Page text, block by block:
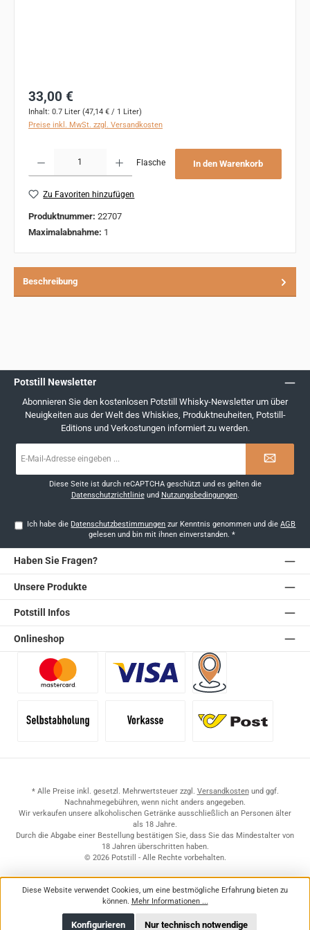
Regulärer Preis:
33,00 €
Inhalt: 0.7 Liter (47,14 € / 1 Liter)
Preise inkl. MwSt. zzgl. Versandkosten
Flasche In den Warenkorb
Zu Favoriten hinzufügen
Produktnummer: 22707
Maximalabnahme: 1
Beschreibung
Potstill Newsletter
Abonnieren Sie den kostenlosen Potstill Whisky-Newsletter um über
Neuigkeiten aus der Welt des Whiskies, Produktneuheiten, Potstill-
Editions und Verkostungen informiert zu werden.
Mail-
Diese Seite ist durch reCAPTCHA geschützt und es gelten die
Datenschutzrichtlinieund Nutzungsbedingungen.
Ich habe die Datenschutzbestimmungen zur Kenntnis genommen und dieAGB
gelesen und bin mit ihnen einverstanden. *
Haben Sie Fragen?
Unsere Produkte
Potstill Infos
Onlineshop
* Alle Preise inkl. gesetzl. Mehrwertsteuer zzgl. Versandkostenund ggf.
Nachnahmegebühren, wenn nicht anders angegeben.
Wir verkaufen unsere alkoholischen Getränke ausschließlich an Personen älter
als 18 Jahre.
Durch die Abgabe einer Bestellung bestätigen Sie, dass Sie das Mindestalter von
18 Jahren überschritten haben.
© 2026 Potstill - Alle Rechte vorbehalten.
Diese Website verwendet Cookies, um eine bestmögliche Erfahrung bieten zu
können. Mehr Informationen ...
Nur technisch notwendige
Konfigurieren